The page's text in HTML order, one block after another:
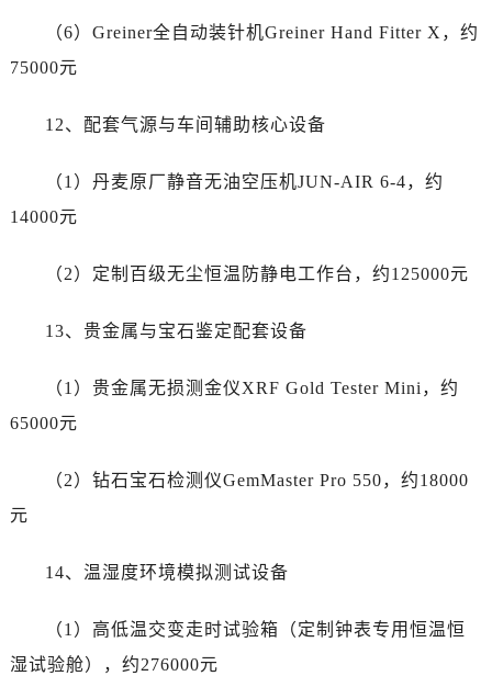
（6）Greiner全自动装针机Greiner Hand Fitter X，约
75000元
12、配套气源与车间辅助核心设备
（1）丹麦原厂静音无油空压机JUN-AIR 6-4，约
14000元
（2）定制百级无尘恒温防静电工作台，约125000元
13、贵金属与宝石鉴定配套设备
（1）贵金属无损测金仪XRF Gold Tester Mini，约
65000元
（2）钻石宝石检测仪GemMaster Pro 550，约18000
元
14、温湿度环境模拟测试设备
（1）高低温交变走时试验箱（定制钟表专用恒温恒
湿试验舱），约276000元